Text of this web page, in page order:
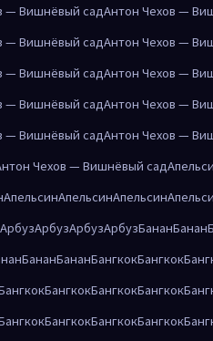
— Вишнёвый садАнтон Чехов —
— Вишнёвый садАнтон Чехов —
— Вишнёвый садАнтон Чехов —
— Вишнёвый садАнтон Чехов —
— Вишнёвый садАнтон Чехов —
Чехов — Вишнёвый сад
АпельсинАпельсинАпельсин
АрбузАрбузАрбузАрбузБананБанан
БананБананБангкокБангкок
БангкокБангкокБангкок
БангкокБангкокБангкок